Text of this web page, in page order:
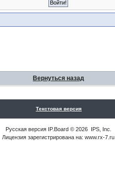
Вернуться назад
Текстовая версия
Русская версия IP.Board© 2026 IPS, Inc
Лицензия зарегистрирована на: www.rx-7.ru